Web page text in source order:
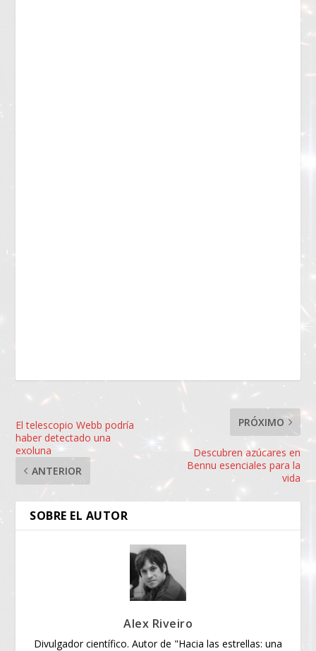
El telescopio Webb podría
haber detectado una
exoluna
ANTERIOR
PRÓXIMO
Descubren azúcares en
Bennu esenciales para la
vida
SOBRE EL AUTOR
Alex Riveiro
Divulgador científico. Autor de "Hacia las estrellas: una